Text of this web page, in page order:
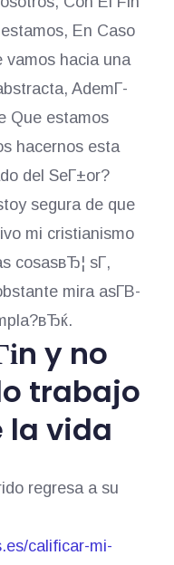
En Caso
vamos hacia una
AdemГ­
Que estamos
hacernos esta
del SeГ±or?
segura de que
mi cristianismo
cosasвЂ¦ sГ­,
mira asГ­В­
y no
trabajo
la vida
regresa a su
calificar-mi-